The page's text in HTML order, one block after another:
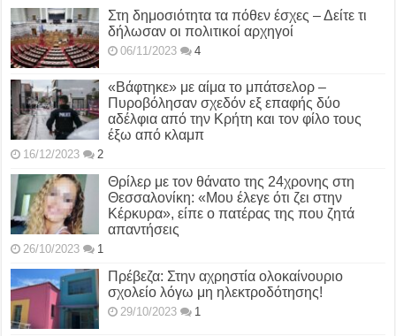
Στη δημοσιότητα τα πόθεν έσχες – Δείτε τι
δήλωσαν οι πολιτικοί αρχηγοί
06/11/2023 4
«Βάφτηκε» με αίμα το μπάτσελορ –
Πυροβόλησαν σχεδόν εξ επαφής δύο
αδέλφια από την Κρήτη και τον φίλο τους
έξω από κλαμπ
16/12/2023 2
Θρίλερ με τον θάνατο της 24χρονης στη
Θεσσαλονίκη: «Μου έλεγε ότι ζει στην
Κέρκυρα», είπε ο πατέρας της που ζητά
απαντήσεις
26/10/2023 1
Πρέβεζα: Στην αχρηστία ολοκαίνουριο
σχολείο λόγω μη ηλεκτροδότησης!
29/10/2023 1